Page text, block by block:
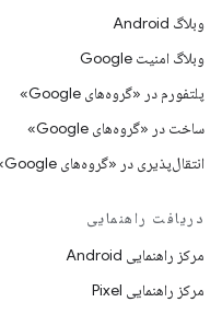
وبلاگ Android
وبلاگ امنیت Google
پلتفورم در «گروه‌های Google»
ساخت در «گروه‌های Google»
انتقال‌پذیری در «گروه‌های Google»
دریافت راهنمایی
مرکز راهنمایی Android
مرکز راهنمایی Pixel